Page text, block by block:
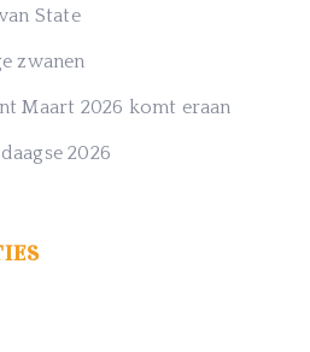
State
zwanen
Maart 2026 komt eraan
2026